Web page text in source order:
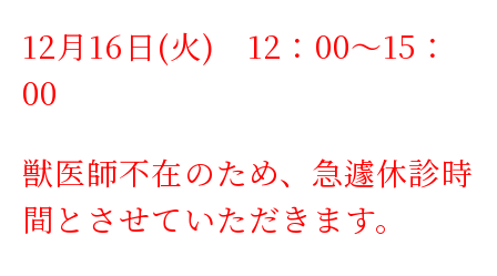
12月16日(火) 12：00～15：
00
獣医師不在のため、急遽休診時
間とさせていただきます。